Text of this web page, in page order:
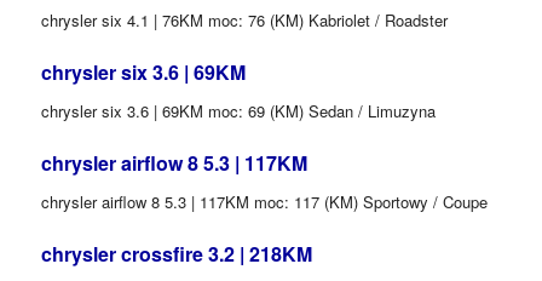
chrysler six 4.1 | 76KM moc: 76 (KM) Kabriolet / Roadster
chrysler six 3.6 | 69KM
chrysler six 3.6 | 69KM moc: 69 (KM) Sedan / Limuzyna
chrysler airflow 8 5.3 | 117KM
chrysler airflow 8 5.3 | 117KM moc: 117 (KM) Sportowy / Coupe
chrysler crossfire 3.2 | 218KM